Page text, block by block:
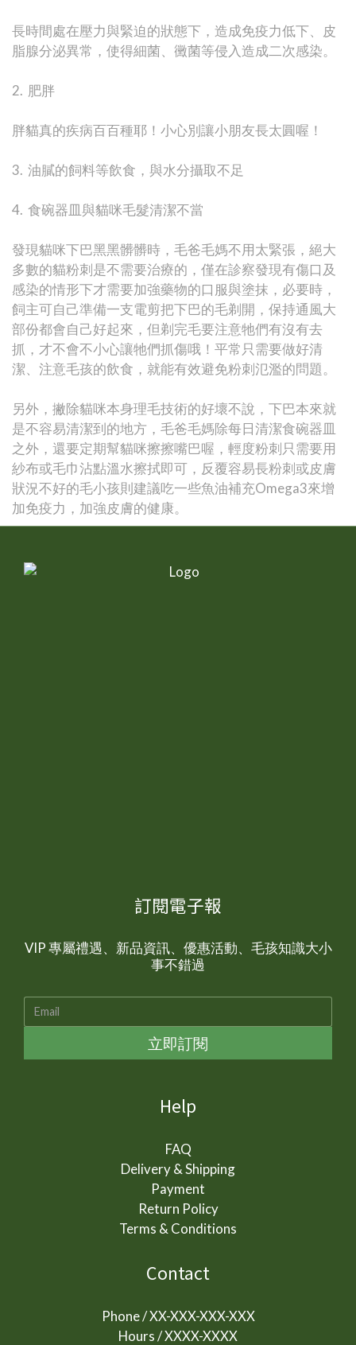
長時間處在壓力與緊迫的狀態下，造成免疫力低下、皮
脂腺分泌異常，使得細菌、黴菌等侵入造成二次感染。
2. 肥胖
胖貓真的疾病百百種耶！小心別讓小朋友長太圓喔！
3. 油膩的飼料等飲食，與水分攝取不足
4. 食碗器皿與貓咪毛髮清潔不當
發現貓咪下巴黑黑髒髒時，毛爸毛媽不用太緊張，絕大
多數的貓粉刺是不需要治療的，僅在診察發現有傷口及
感染的情形下才需要加強藥物的口服與塗抹，必要時，
飼主可自己準備一支電剪把下巴的毛剃開，保持通風大
部份都會自己好起來，但剃完毛要注意牠們有沒有去
抓，才不會不小心讓牠們抓傷哦！平常只需要做好清
潔、注意毛孩的飲食，就能有效避免粉刺氾濫的問題。
另外，撇除貓咪本身理毛技術的好壞不說，下巴本來就
是不容易清潔到的地方，毛爸毛媽除每日清潔食碗器皿
之外，還要定期幫貓咪擦擦嘴巴喔，輕度粉刺只需要用
紗布或毛巾沾點溫水擦拭即可，反覆容易長粉刺或皮膚
狀況不好的毛小孩則建議吃一些魚油補充Omega3來增
加免疫力，加強皮膚的健康。
訂閱電子報
VIP 專屬禮遇、新品資訊、優惠活動、毛孩知識大小
事不錯過
立即訂閱
Help
FAQ
Delivery & Shipping
Payment
Return Policy
Terms & Conditions
Contact
Phone / XX-XXX-XXX-XXX
Hours / XXXX-XXXX